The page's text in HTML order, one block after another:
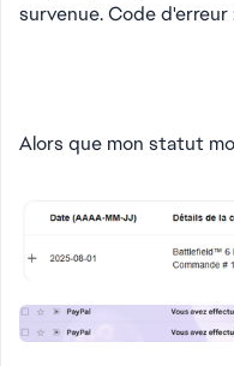
survenue. Code
Alors que mon statut